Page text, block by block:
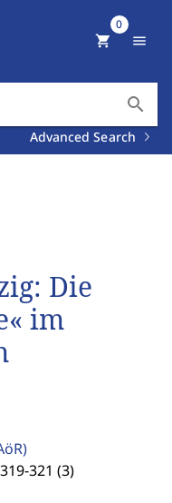
search
Advanced Search
shopping_cart
0
menu
Die
im
321 (3)